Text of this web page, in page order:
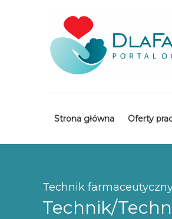
Strona główna Oferty
Technik
Technik/